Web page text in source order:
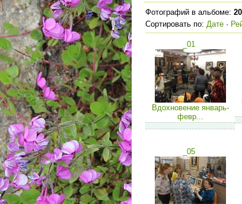
Фотографий в альбоме: 20
Сортировать по: Дате ·
_01
Вдохновение январь-
февр...
_05